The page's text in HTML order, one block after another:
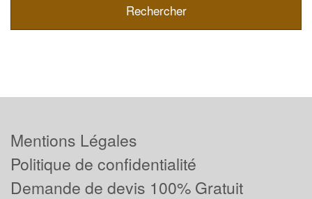
Mentions Légales
Politique de confidentialité
Demande de devis 100% Gratuit